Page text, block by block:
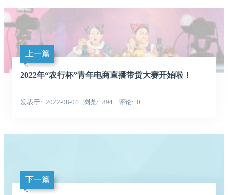
上一篇
2022年“农行杯”青年电商直播带货大赛开始啦！
发表于 2022-08-04 浏览 894 评论 0
下一篇